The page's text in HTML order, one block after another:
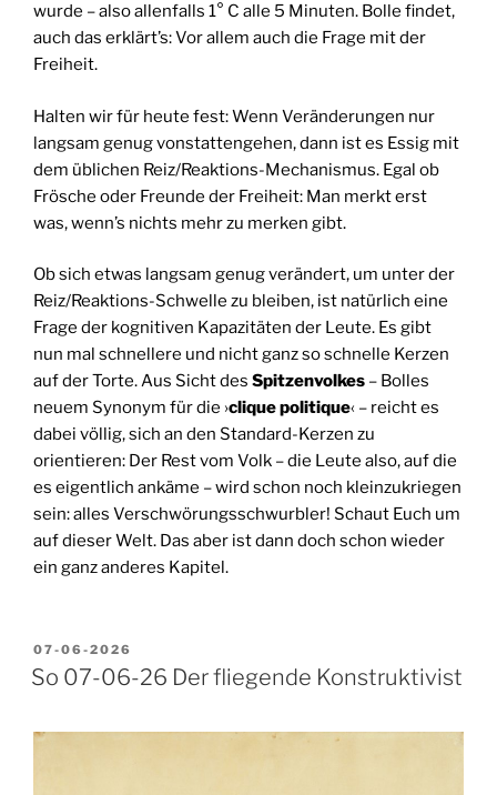
wurde – also allenfalls 1° C alle 5 Minuten. Bolle findet,
auch das erklärt’s: Vor allem auch die Frage mit der
Freiheit.
Halten wir für heute fest: Wenn Veränderungen nur
langsam genug vonstattengehen, dann ist es Essig mit
dem üblichen Reiz/Reaktions-Mechanismus. Egal ob
Frösche oder Freunde der Freiheit: Man merkt erst
was, wenn’s nichts mehr zu merken gibt.
Ob sich etwas langsam genug verändert, um unter der
Reiz/Reaktions-Schwelle zu bleiben, ist natürlich eine
Frage der kognitiven Kapazitäten der Leute. Es gibt
nun mal schnellere und nicht ganz so schnelle Kerzen
auf der Torte. Aus Sicht des Spitzenvolkes – Bolles
neuem Synonym für die ›clique politique‹ – reicht es
dabei völlig, sich an den Standard-Kerzen zu
orientieren: Der Rest vom Volk – die Leute also, auf die
es eigentlich ankäme – wird schon noch kleinzukriegen
sein: alles Verschwörungs­schwurbler! Schaut Euch um
auf dieser Welt. Das aber ist dann doch schon wieder
ein ganz anderes Kapitel.
VERÖFFENTLICHT
AM
07-06-2026
So 07-06-26 Der fliegende Konstruktivist